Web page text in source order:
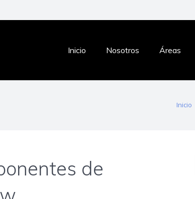
Inicio Nosotros Áreas
Inicio
de